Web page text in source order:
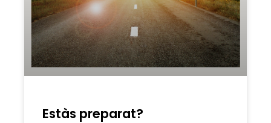
Estàs preparat?